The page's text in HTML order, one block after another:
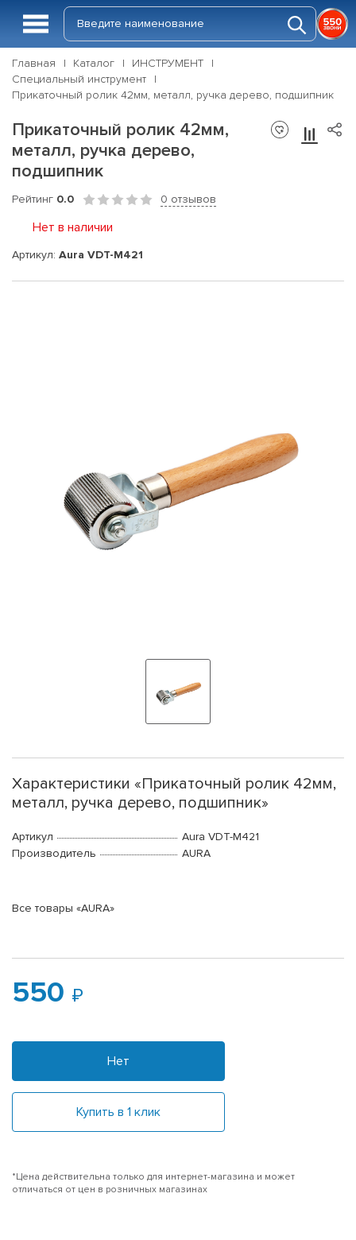
Главная Каталог
ИНСТРУМЕНТ
Специальный инструмент
Прикаточный ролик 42мм, металл, ручка дерево, подшипник
Прикаточный ролик 42мм,
металл, ручка дерево,
подшипник
Рейтинг 0.0 0 отзывов
Нет в наличии
Артикул: Aura VDT-M421
Характеристики «Прикаточный ролик 42мм,
металл, ручка дерево, подшипник»
Артикул
Aura VDT-M421
Производитель
AURA
Все товары «AURA»
550
Нет
Купить в 1 клик
*Цена действительна только для интернет-магазина и может
отличаться от цен в розничных магазинах